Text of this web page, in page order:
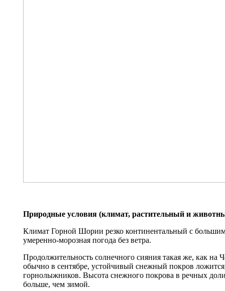
Природные условия (климат, расти​тельный и
Климат Горной Шории резко континентальный с
умеренно-морозная погода без ветра.
Продолжительность солнечного сияния такая же, как на
обычно в сентябре, устойчивый снежный покров
горнолыжников. Высота снежного покрова в речных
больше, чем зимой.